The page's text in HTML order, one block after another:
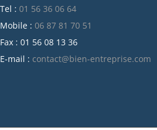
avril 2021
mars 2021
février 2021
janvier 2021
Tel : 01 56 36 06 64
Mobile : 06 87 81 70 51
Fax : 01 56 08 13 36
E-mail : contact@bien-entreprise.com